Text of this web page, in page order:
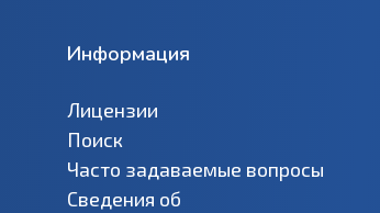
Информация
Лицензии
Поиск
Часто задаваемые вопросы
Сведения об